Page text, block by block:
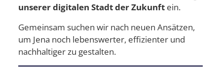
unserer digitalen Stadt der Zukunft ein.
Gemeinsam suchen wir nach neuen Ansätzen,
um Jena noch lebenswerter, effizienter und
nachhaltiger zu gestalten.